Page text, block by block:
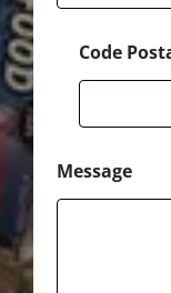
e
Code
Message